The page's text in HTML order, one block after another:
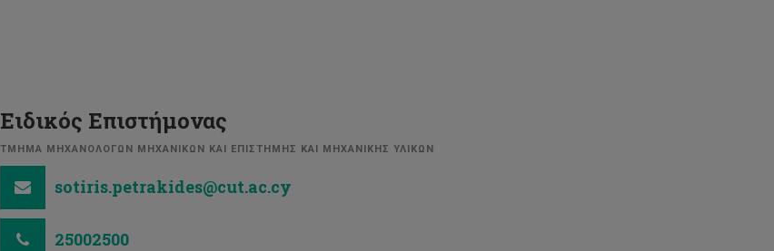
Ειδικός Επιστήμονας
ΤΜΗΜΑ ΜΗΧΑΝΟΛΟΓΩΝ ΜΗΧΑΝΙΚΩΝ ΚΑΙ ΕΠΙΣΤΗΜΗΣ ΚΑΙ ΜΗΧΑΝΙΚΗΣ ΥΛΙΚΩΝ
sotiris.petrakides@cut.ac.cy
25002500